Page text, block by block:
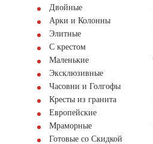
Двойные
Арки и Колонны
Элитные
С крестом
Маленькие
Эксклюзивные
Часовни и Голгофы
Кресты из гранита
Европейские
Мраморные
Готовые со Скидкой